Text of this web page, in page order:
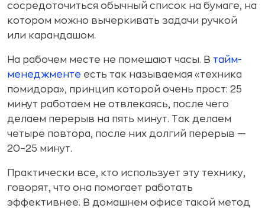
сосредоточиться обычный список на бумаге, на
котором можно вычеркивать задачи ручкой
или карандашом.
На рабочем месте не помешают часы. В тайм-
менеджменте есть так называемая «техника
помидора», принцип которой очень прост: 25
минут работаем не отвлекаясь, после чего
делаем перерыв на пять минут. Так делаем
четыре повтора, после них долгий перерыв —
20–25 минут.
Практически все, кто использует эту технику,
говорят, что она помогает работать
эффективнее. В домашнем офисе такой метод